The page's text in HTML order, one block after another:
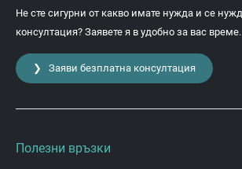
Не сте сигурни от какво имате нужда и се
консултация? Заявете я в удобно за вас време.
❯ Заяви безплатна консултация
Полезни връзки